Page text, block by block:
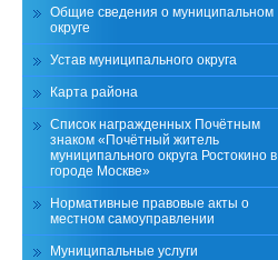
Общие сведения о муниципальном
округе
Устав муниципального округа
Карта района
Список награжденных Почётным
знаком «Почётный житель
муниципального округа Ростокино в
городе Москве»
Нормативные правовые акты о
местном самоуправлении
Муниципальные услуги